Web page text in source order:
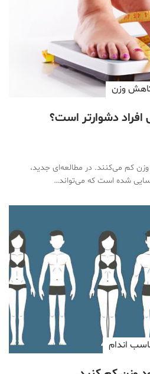
وزن
دشوارتر است؟
کم می‌کنند. در مطالعه‌ای جدید،
شده است که می‌تواند…
اندام